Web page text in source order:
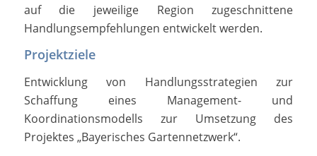
auf die jeweilige Region zugeschnittene
Handlungsempfehlungen entwickelt werden.
Projektziele
Entwicklung von Handlungsstrategien zur
Schaffung eines Management- und
Koordinationsmodells zur Umsetzung des
Projektes „Bayerisches Gartennetzwerk“.